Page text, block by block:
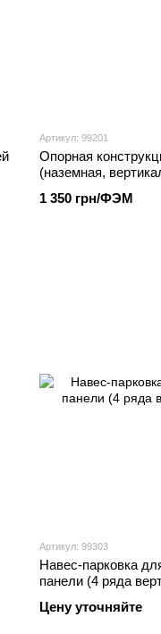
Артикул: 99201
Опорная
(наземная,
1 350 грн/ФЭМ
Артикул: 99303
Навес-парковка
панели (4 ряда
Цену уточняйте